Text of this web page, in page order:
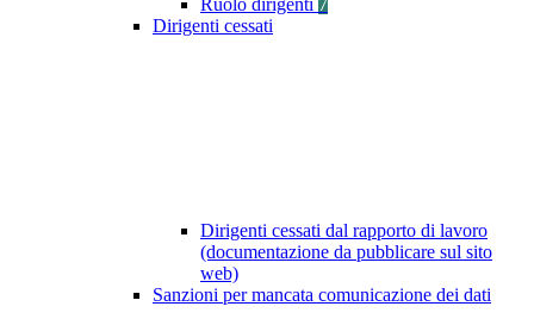
Ruolo dirigenti 7
Dirigenti cessati
Dirigenti cessati dal rapporto di lavoro
(documentazione da pubblicare sul sito
web)
Sanzioni per mancata comunicazione dei dati